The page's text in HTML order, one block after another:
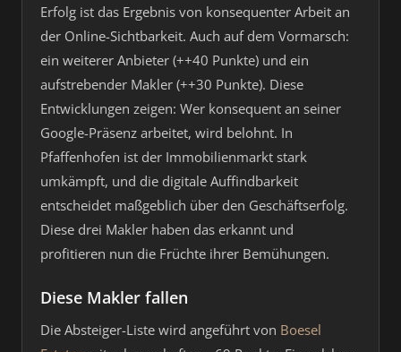
Erfolg ist das Ergebnis von konsequenter Arbeit an
der Online-Sichtbarkeit. Auch auf dem Vormarsch:
ein weiterer Anbieter (++40 Punkte) und ein
aufstrebender Makler (++30 Punkte). Diese
Entwicklungen zeigen: Wer konsequent an seiner
Google-Präsenz arbeitet, wird belohnt. In
Pfaffenhofen ist der Immobilienmarkt stark
umkämpft, und die digitale Auffindbarkeit
entscheidet maßgeblich über den Geschäftserfolg.
Diese drei Makler haben das erkannt und
profitieren nun die Früchte ihrer Bemühungen.
Diese Makler fallen
Die Absteiger-Liste wird angeführt von Boesel